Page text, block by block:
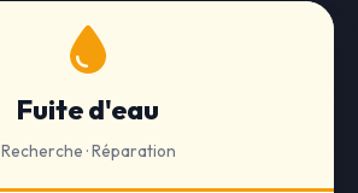
Fuite d'eau
Recherche · Réparation